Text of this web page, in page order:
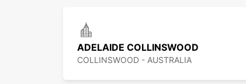
ADELAIDE COLLINSWOOD
COLLINSWOOD - AUSTRALIA